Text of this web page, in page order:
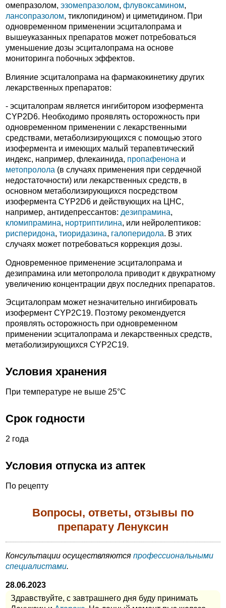
омепразолом, эзомепразолом, флувоксамином,
лансопразолом, тиклопидином) и циметидином. При
одновременном применении эсциталопрама и
вышеуказанных препаратов может потребоваться
уменьшение дозы эсциталопрама на основе
мониторинга побочных эффектов.
Влияние эсциталопрама на фармакокинетику других
лекарственных препаратов:
- эсциталопрам является ингибитором изофермента
CYP2D6. Необходимо проявлять осторожность при
одновременном применении с лекарственными
средствами, метаболизирующихся с помощью этого
изофермента и имеющих малый терапевтический
индекс, например, флекаинида, пропафенона и
метопролола (в случаях применения при сердечной
недостаточности) или лекарственных средств, в
основном метаболизирующихся посредством
изофермента CYP2D6 и действующих на ЦНС,
например, антидепрессантов: дезипрамина,
кломипрамина, нортриптилина, или нейролептиков:
рисперидона, тиоридазина, галоперидола. В этих
случаях может потребоваться коррекция дозы.
Одновременное применение эсциталопрама и
дезипрамина или метопролола приводит к двукратному
увеличению концентрации двух последних препаратов.
Эсциталопрам может незначительно ингибировать
изофермент CYP2C19. Поэтому рекомендуется
проявлять осторожность при одновременном
применении эсциталопрама и лекарственных средств,
метаболизирующихся CYP2C19.
Условия хранения
При температуре не выше 25°С
Срок годности
2 года
Условия отпуска из аптек
По рецепту
Вопросы, ответы, отзывы по
препарату Ленуксин
Консультации осуществляются профессиональными
специалистами.
28.06.2023
Здравствуйте, с завтрашнего дня буду принимать